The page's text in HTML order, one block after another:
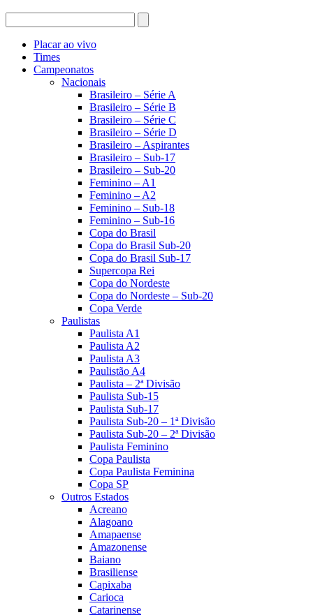
Placar ao vivo
Times
Campeonatos
Nacionais
Brasileiro – Série A
Brasileiro – Série B
Brasileiro – Série C
Brasileiro – Série D
Brasileiro – Aspirantes
Brasileiro – Sub-17
Brasileiro – Sub-20
Feminino – A1
Feminino – A2
Feminino – Sub-18
Feminino – Sub-16
Copa do Brasil
Copa do Brasil Sub-20
Copa do Brasil Sub-17
Supercopa Rei
Copa do Nordeste
Copa do Nordeste – Sub-20
Copa Verde
Paulistas
Paulista A1
Paulista A2
Paulista A3
Paulistão A4
Paulista – 2ª Divisão
Paulista Sub-15
Paulista Sub-17
Paulista Sub-20 – 1ª Divisão
Paulista Sub-20 – 2ª Divisão
Paulista Feminino
Copa Paulista
Copa Paulista Feminina
Copa SP
Outros Estados
Acreano
Alagoano
Amapaense
Amazonense
Baiano
Brasiliense
Capixaba
Carioca
Catarinense